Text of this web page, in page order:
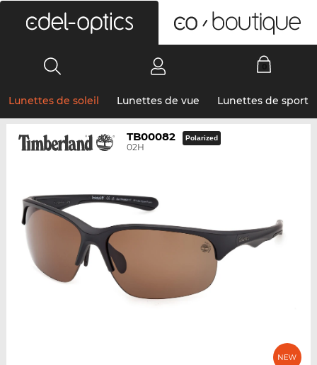
Lunettes de soleil Lunettes de vue Lunettes de sport
TB00082
02H
Polarized